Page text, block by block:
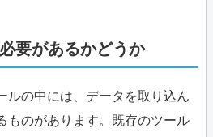
要があるかどうか
ルの中には、データを取り込ん
ものがあります。既存のツール